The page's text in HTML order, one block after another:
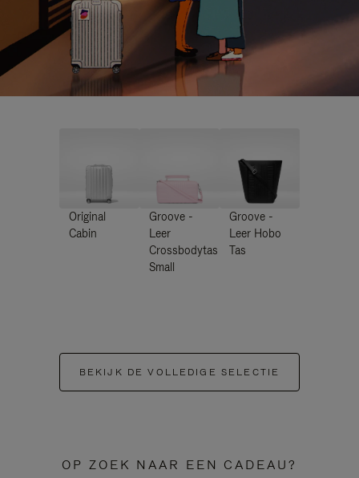
Original
Cabin
Groove -
Leer
Crossbodytas
Small
Groove -
Leer Hobo
Tas
BEKIJK DE VOLLEDIGE SELECTIE
OP ZOEK NAAR EEN CADEAU?